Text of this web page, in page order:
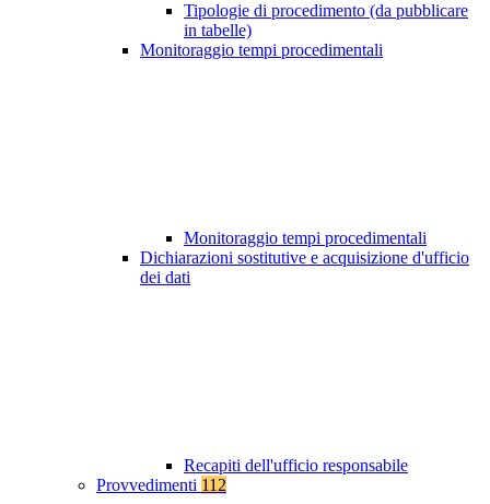
Tipologie di procedimento (da pubblicare
in tabelle)
Monitoraggio tempi procedimentali
Monitoraggio tempi procedimentali
Dichiarazioni sostitutive e acquisizione d'ufficio
dei dati
Recapiti dell'ufficio responsabile
Provvedimenti 112